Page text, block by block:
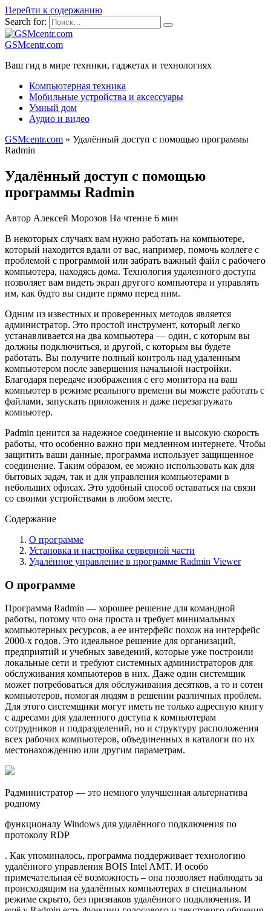
Перейти к содержанию
Search for:
GSMcentr.com
Ваш гид в мире техники, гаджетах и технологиях
Компьютерная техника
Мобильные устройства и аксессуары
Умный дом
Аудио и видео
GSMcentr.com » Удалённый доступ с помощью программы
Radmin
Удалённый доступ с помощью
программы Radmin
Автор Алексей Морозов На чтение 6 мин
В некоторых случаях вам нужно работать на компьютере,
который находится вдали от вас, например, помочь коллеге с
проблемой с программой или забрать важный файл с рабочего
компьютера, находясь дома. Технология удаленного доступа
позволяет вам видеть экран другого компьютера и управлять
им, как будто вы сидите прямо перед ним.
Одним из известных и проверенных методов является
администратор. Это простой инструмент, который легко
устанавливается на два компьютера — один, с которым вы
должны подключиться, и другой, с которым вы будете
работать. Вы получите полный контроль над удаленным
компьютером после завершения начальной настройки.
Благодаря передаче изображения с его монитора на ваш
компьютер в режиме реального времени вы можете работать с
файлами, запускать приложения и даже перезагружать
компьютер.
Рadmin ценится за надежное соединение и высокую скорость
работы, что особенно важно при медленном интернете. Чтобы
защитить ваши данные, программа использует защищенное
соединение. Таким образом, ее можно использовать как для
бытовых задач, так и для управления компьютерами в
небольших офисах. Это удобный способ оставаться на связи
со своими устройствами в любом месте.
Содержание
О программе
Установка и настройка серверной части
Удалённое управление в программе Radmin Viewer
О программе
Программа Radmin — хорошее решение для командной
работы, потому что она проста и требует минимальных
компьютерных ресурсов, а ее интерфейс похож на интерфейс
2000-х годов. Это идеальное решение для организаций,
предприятий и учебных заведений, которые уже построили
локальные сети и требуют системных администраторов для
обслуживания компьютеров в них. Даже один системщик
может потребоваться для обслуживания десятков, а то и сотен
компьютеров, помогая людям в решении различных проблем.
Для этого системщики могут иметь не только адресную книгу
с адресами для удаленного доступа к компьютерам
сотрудников и подразделений, но и структуру расположения
всех рабочих компьютеров, объединенных в каталоги по их
местонахождению или другим параметрам.
Радминистратор — это немного улучшенная альтернатива
родному
функционалу Windows для удалённого подключения по
протоколу RDP
. Как упоминалось, программа поддерживает технологию
удалённого управления BOIS Intel AMT. И особо
примечательная её возможность – она позволяет наблюдать за
происходящим на удалённых компьютерах в специальном
режиме скрыто, без признаков удалённого подключения. И